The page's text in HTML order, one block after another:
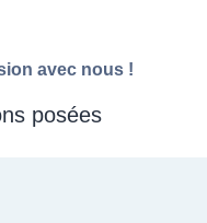
avec nous !
posées